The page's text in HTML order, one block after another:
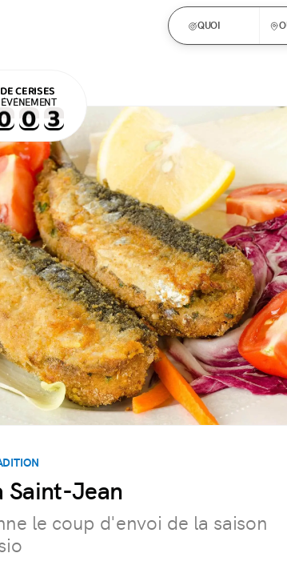
QUOI
CERISES
ÉVÉNEMENT
Saint-Jean
le coup d'envoi de la saison